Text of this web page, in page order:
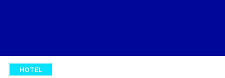
HOTEL